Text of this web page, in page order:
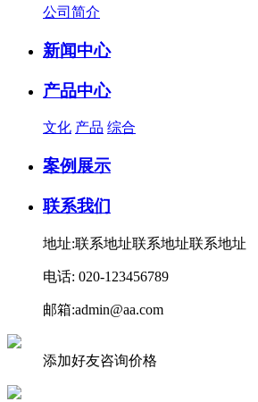
公司简介
新闻中心
产品中心
文化 产品 综合
案例展示
联系我们
地址:联系地址联系地址联系地址
电话: 020-123456789
邮箱:admin@aa.com
添加好友咨询价格